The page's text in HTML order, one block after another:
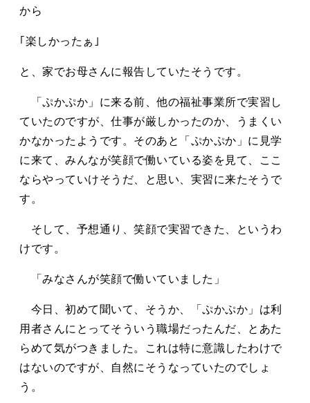
から
｢楽しかったぁ｣
と、家でお母さんに報告していたそうです。
「ぷかぷか」に来る前、他の福祉事業所で実習し
ていたのですが、仕事が厳しかったのか、うまくい
かなかったようです。そのあと「ぷかぷか」に見学
に来て、みんなが笑顔で働いている姿を見て、ここ
ならやっていけそうだ、と思い、実習に来たそうで
す。
そして、予想通り、笑顔で実習できた、というわ
けです。
「みなさんが笑顔で働いていました」
今日、初めて聞いて、そうか、「ぷかぷか」は利
用者さんにとってそういう職場だったんだ、とあた
らめて気がつきました。これは特に意識したわけで
はないのですが、自然にそうなっていたのでしょ
う。